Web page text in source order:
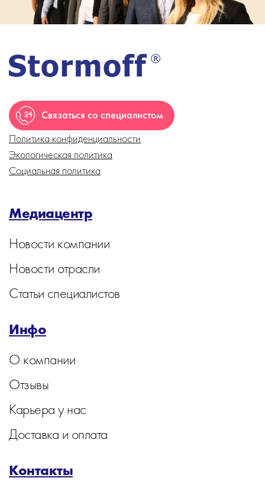
Связаться со специалистом
Политика конфиденциальности
Экологическая политика
Социальная политика
Медиацентр
Новости компании
Новости отрасли
Статьи специалистов
Инфо
О компании
Отзывы
Карьера у нас
Доставка и оплата
Контакты